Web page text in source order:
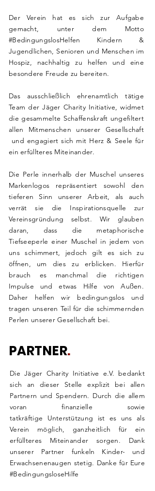
Der Verein hat es sich zurAufgabe
gemacht, unter dem Motto
#BedingungslosHelfen Kindern &
Jugendlichen, Senioren und Menschen im
Hospiz, nachhaltig zu helfen und eine
besondere Freude zu bereiten.
Das ausschließlich ehrenamtlich tätige
Team der Jäger Charity Initiative, widmet
die gesammelte Schaffenskraft ungefiltert
allen Mitmenschen unserer Gesellschaft
und engagiert sich mit Herz & Seele für
ein erfüllteres Miteinander.
Die Perle innerhalb der Muschel unseres
Markenlogos repräsentiert sowohl den
tieferen Sinn unserer Arbeit, als auch
verrät sie die Inspirationsquelle zur
Vereinsgründung selbst. Wir glauben
daran, dass die metaphorische
Tiefseeperle einer Muschel in jedem von
uns schimmert, jedoch gilt es sich zu
öffnen, um dies zu erblicken. Hierfür
brauch es manchmal die richtigen
Impulse undetwas Hilfe von Außen.
Daher helfen wir bedingungslos und
tragen unseren Teil für die schimmernden
Perlen unserer Gesellschaft bei.
PARTNER.
Die Jäger Charity Initiative e.V. bedankt
sich an dieser Stelle explizit bei allen
Partnern und Spendern. Durch die allem
voran finanzielle sowie
tatkräftige Unterstützung ist es uns als
Verein möglich, ganzheitlich für ein
erfüllteres Miteinander sorgen. Dank
unserer Partner funkeln Kinder- und
Erwachsenenaugen stetig. Danke für Eure
#BedingungsloseHilfe